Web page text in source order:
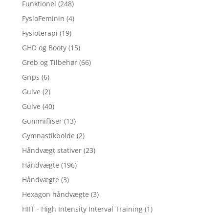
Funktionel (248)
FysioFeminin (4)
Fysioterapi (19)
GHD og Booty (15)
Greb og Tilbehør (66)
Grips (6)
Gulve (2)
Gulve (40)
Gummifliser (13)
Gymnastikbolde (2)
Håndvægt stativer (23)
Håndvægte (196)
Håndvægte (3)
Hexagon håndvægte (3)
HIIT - High Intensity Interval Training (1)